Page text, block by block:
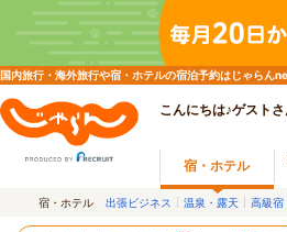
国内旅行・海外旅行や宿・ホテルの宿泊予約はじゃら
こんにちは♪ゲスト
宿・ホテル
宿・ホテル 出張ビジネス 温泉・露天 高級宿